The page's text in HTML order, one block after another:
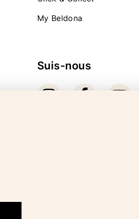
My Beldona
Suis-nous